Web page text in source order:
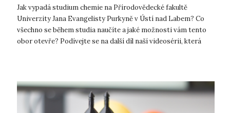
Jak vypadá studium chemie na Přírodovědecké fakultě
Univerzity Jana Evangelisty Purkyně v Ústí nad Labem? Co
všechno se během studia naučíte a jaké možnosti vám tento
obor otevře? Podívejte se na další díl naší videosérii, která